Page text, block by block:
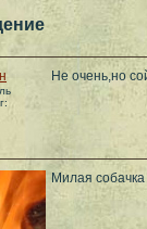
Не очень,но
Милая собачка